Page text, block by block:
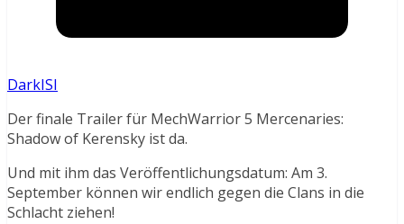
DarkISI
Der finale Trailer für MechWarrior 5 Mercenaries:
Shadow of Kerensky ist da.
Und mit ihm das Veröffentlichungsdatum: Am 3.
September können wir endlich gegen die Clans in die
Schlacht ziehen!